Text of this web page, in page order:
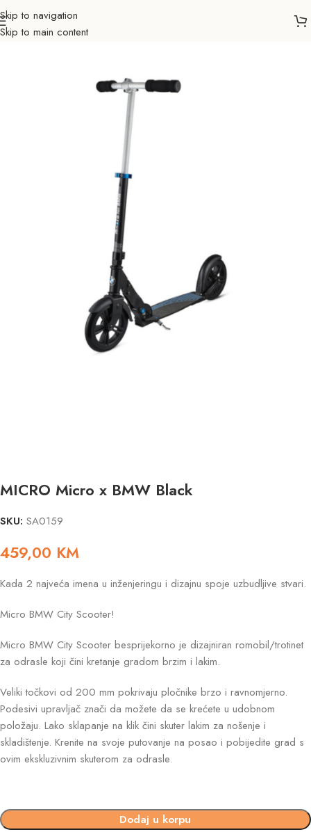
Skip to navigation
Skip to main content
Početna Romobili
MICRO Micro x BMW Black
SKU: SA0159
459,00 KM
Kada 2 najveća imena u inženjeringu i dizajnu spoje uzbudljive stvari.
Micro BMW City Scooter!
Micro BMW City Scooter besprijekorno je dizajniran romobil/trotinet
za odrasle koji čini kretanje gradom brzim i lakim.
Veliki točkovi od 200 mm pokrivaju pločnike brzo i ravnomjerno.
Podesivi upravljač znači da možete da se krećete u udobnom
položaju. Lako sklapanje na klik čini skuter lakim za nošenje i
skladištenje. Krenite na svoje putovanje na posao i pobijedite grad s
ovim ekskluzivnim skuterom za odrasle.
Dodaj u korpu